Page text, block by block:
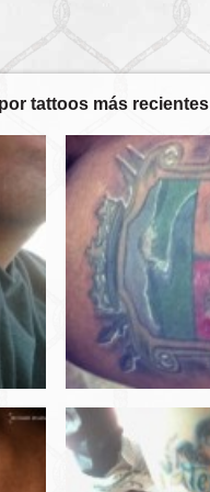
tattoos más recientes